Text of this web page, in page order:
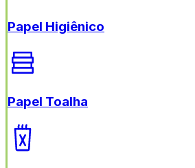
Papel Higiênico
Papel Toalha